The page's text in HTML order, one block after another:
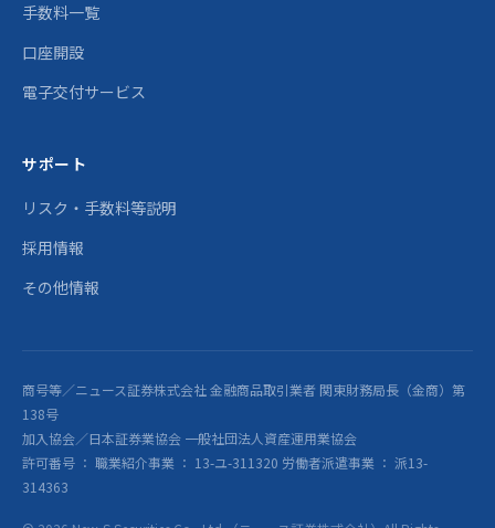
手数料一覧
口座開設
電子交付サービス
サポート
リスク・手数料等説明
採用情報
その他情報
商号等／ニュース証券株式会社 金融商品取引業者 関東財務局長（金商）第
138号
加入協会／日本証券業協会 一般社団法人資産運用業協会
許可番号 ： 職業紹介事業 ： 13-ユ-311320 労働者派遣事業 ： 派13-
314363